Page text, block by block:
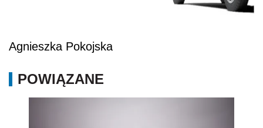
Agnieszka Pokojska
POWIĄZANE